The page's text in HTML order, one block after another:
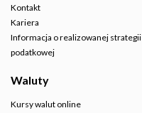
Kontakt
Kariera
Informacja o realizowanej strategii
podatkowej
Waluty
Kursy walut online